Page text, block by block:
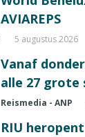
AVIAREPS
5 augustus 2026
Vanaf
alle 27 grote
Reismedia - ANP
RIU